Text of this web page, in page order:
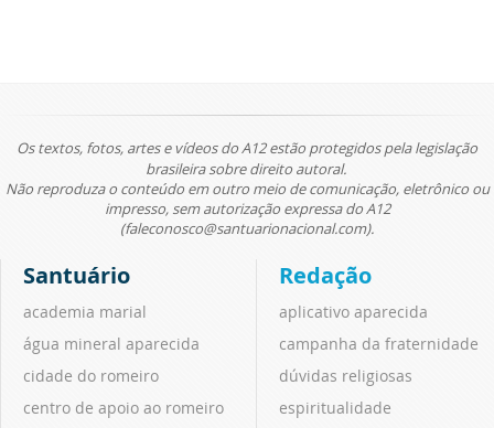
Os textos, fotos, artes e vídeos do A12 estão protegidos pela legislação
brasileira sobre direito autoral.
Não reproduza o conteúdo em outro meio de comunicação, eletrônico ou
impresso, sem autorização expressa do A12
(faleconosco@santuarionacional.com).
Santuário
academia marial
água mineral aparecida
cidade do romeiro
centro de apoio ao romeiro
Redação
aplicativo aparecida
campanha da fraternidade
dúvidas religiosas
espiritualidade